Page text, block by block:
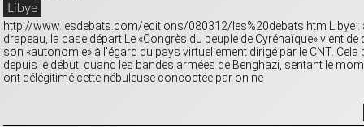
Libye
http://www.lesdebats.com/editions/080312/les%20debats.htm Libye :
drapeau, la case départ Le «Congrès du peuple de Cyrénaïque» vient de
son «autonomie» à l’égard du pays virtuellement dirigé par le CNT. Cela
depuis le début, quand les bandes armées de Benghazi, sentant le
ont délégitimé cette nébuleuse concoctée par on ne